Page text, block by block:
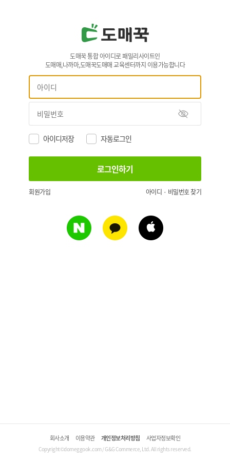
도매꾹 통합 아이디로 패밀리사이트인
도매매,나까마,도매꾹도매매 교육센터까지 이용가능합니다
아이디저장 자동로그인
회원가입 아이디 · 비밀번호 찾기
회사소개 이용약관 개인정보처리방침 사업자정보확인
Copyright©domeggook.com / G&G Commerce, Ltd. All rights reserved.